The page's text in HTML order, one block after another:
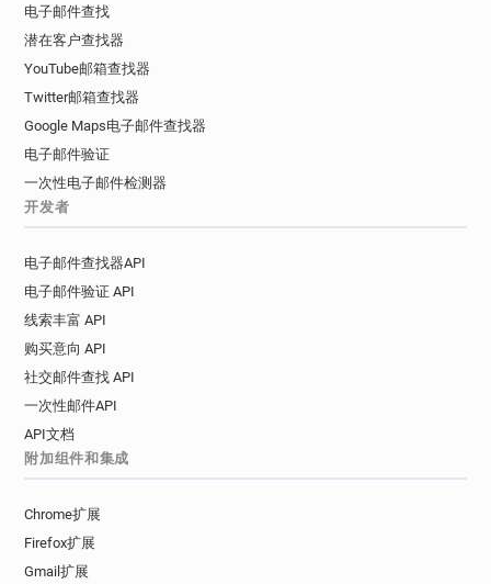
电子邮件查找
潜在客户查找器
YouTube邮箱查找器
Twitter邮箱查找器
Google Maps电子邮件查找器
电子邮件验证
一次性电子邮件检测器
开发者
电子邮件查找器API
电子邮件验证 API
线索丰富 API
购买意向 API
社交邮件查找 API
一次性邮件API
API文档
附加组件和集成
Chrome扩展
Firefox扩展
Gmail扩展